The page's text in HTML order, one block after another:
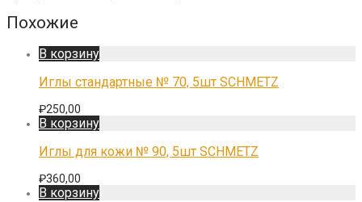
Похожие
В корзину
Иглы стандартные № 70, 5шт SCHMETZ
₽250,00
В корзину
Иглы для кожи № 90, 5шт SCHMETZ
₽360,00
В корзину